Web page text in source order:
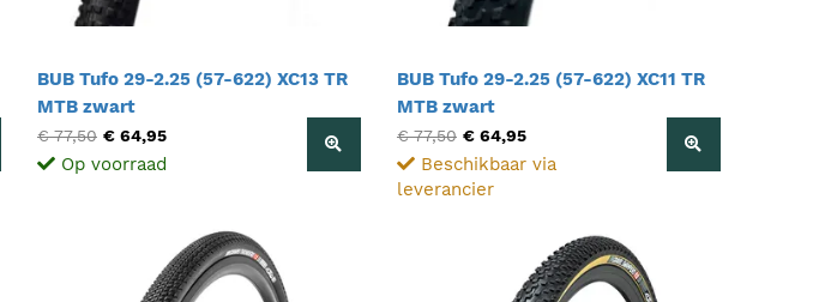
BUB Tufo 29-2.25 (57-622) XC13 TR
MTB zwart
€ 77,50 € 64,95
Op voorraad
BUB Tufo 29-2.25 (57-622) XC11 TR
MTB zwart
€ 77,50 € 64,95
Beschikbaar via
leverancier